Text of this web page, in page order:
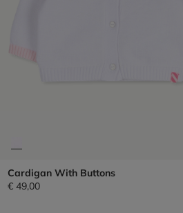
Cardigan With Buttons
€ 49,00